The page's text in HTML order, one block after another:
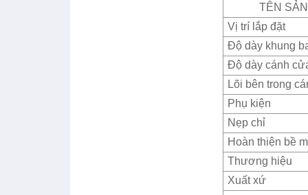
TÊN
Vị trí lắp đặt
Độ dày khung
Độ dày cánh
Lõi bên trong
Phụ kiện
Nẹp chỉ
Hoàn thiện bề
Thương hiệu
Xuất xứ